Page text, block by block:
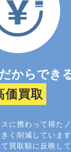
からでき
価買取
に携わって得た
く削減していま
買取額に反映して